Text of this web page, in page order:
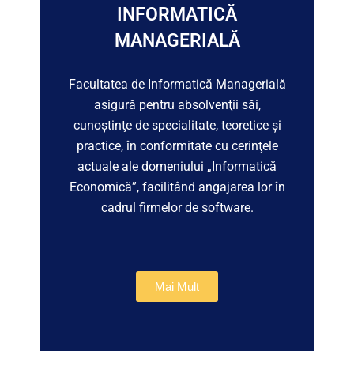
INFORMATICĂ
MANAGERIALĂ
Facultatea de Informatică Managerială
asigură pentru absolvenţii săi,
cunoştinţe de specialitate, teoretice şi
practice, în conformitate cu cerinţele
actuale ale domeniului „Informatică
Economică”, facilitând angajarea lor în
cadrul firmelor de software.
Mai Mult